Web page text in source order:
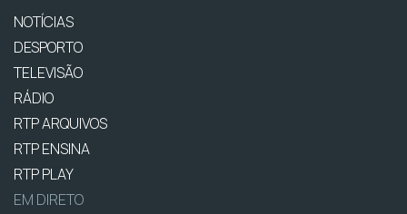
NOTÍCIAS
DESPORTO
TELEVISÃO
RÁDIO
RTP ARQUIVOS
RTP ENSINA
RTP PLAY
EM DIRETO